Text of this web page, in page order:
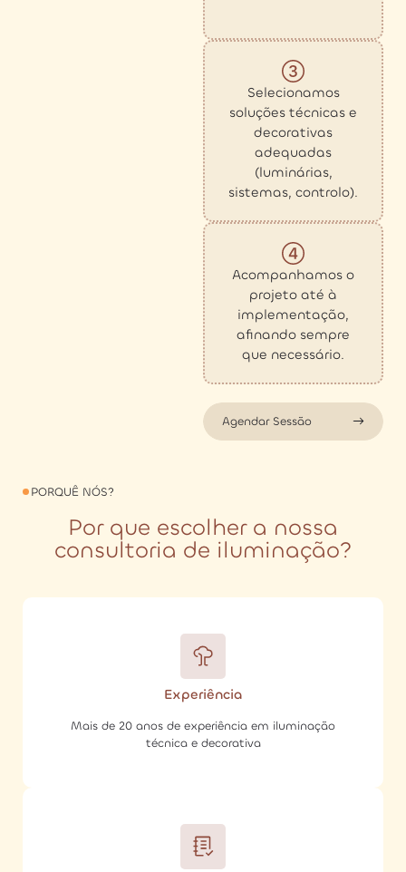
Selecionamos
soluções técnicas e
decorativas
adequadas
(luminárias,
sistemas, controlo).
Acompanhamos o
projeto até à
implementação,
afinando sempre
que necessário.
Agendar Sessão
PORQUÊ NÓS?
Por que escolher a nossa
consultoria de iluminação?
Experiência
Mais de 20 anos de experiência em iluminação
técnica e decorativa